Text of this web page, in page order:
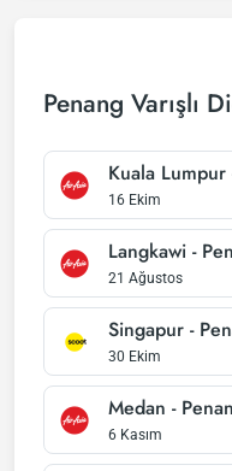
Penang Varışlı
Kuala Lumpur
16 Ekim
Langkawi -
21 Ağustos
Singapur -
30 Ekim
Medan -
6 Kasım